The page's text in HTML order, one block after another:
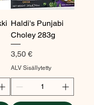
Haldi's Punjabi
Choley 283g
Hinta
3,50 €
ALV Sisällytetty